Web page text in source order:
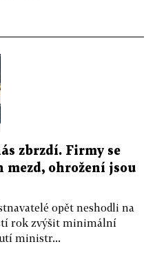
zbrzdí. Firmy se
mezd, ohrožení jsou
opět neshodli na
rok zvýšit minimální
ministr...